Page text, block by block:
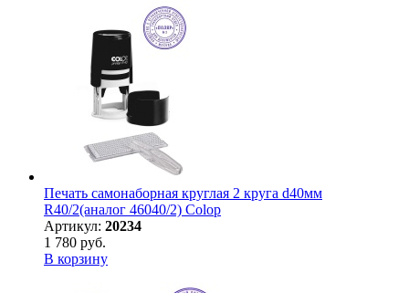
Печать самонаборная круглая 2 круга d40мм
R40/2(аналог 46040/2) Colop
Артикул: 20234
1 780 руб.
В корзину